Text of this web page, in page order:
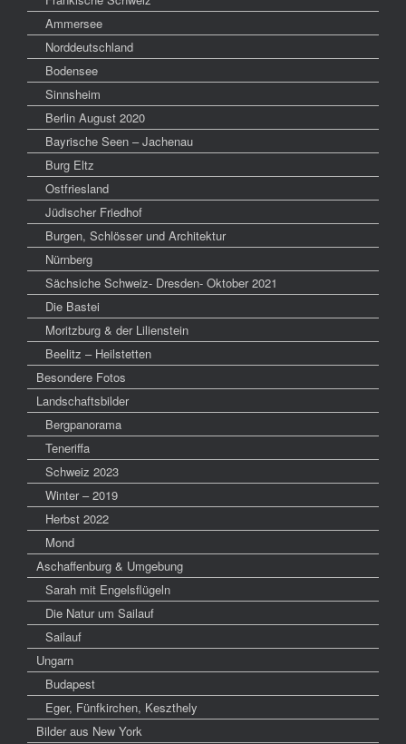
Ammersee
Norddeutschland
Bodensee
Sinnsheim
Berlin August 2020
Bayrische Seen – Jachenau
Burg Eltz
Ostfriesland
Jüdischer Friedhof
Burgen, Schlösser und Architektur
Nürnberg
Sächsiche Schweiz- Dresden- Oktober 2021
Die Bastei
Moritzburg & der Lilienstein
Beelitz – Heilstetten
Besondere Fotos
Landschaftsbilder
Bergpanorama
Teneriffa
Schweiz 2023
Winter – 2019
Herbst 2022
Mond
Aschaffenburg & Umgebung
Sarah mit Engelsflügeln
Die Natur um Sailauf
Sailauf
Ungarn
Budapest
Eger, Fünfkirchen, Keszthely
Bilder aus New York